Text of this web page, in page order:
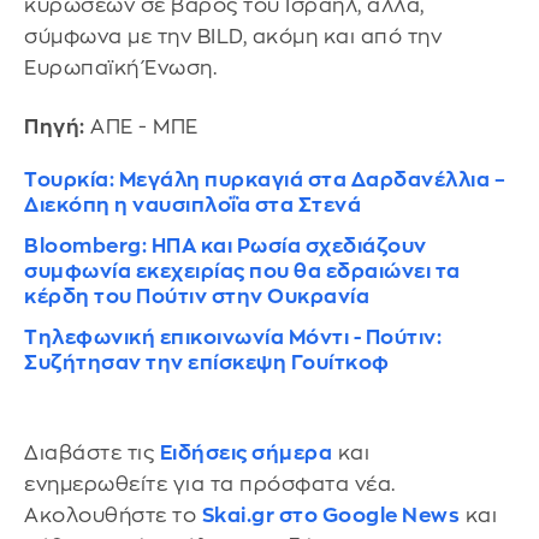
κυρώσεων σε βάρος του Ισραήλ, αλλά,
σύμφωνα με την BILD, ακόμη και από την
Ευρωπαϊκή Ένωση.
Πηγή: ΑΠΕ - ΜΠΕ
Τουρκία: Μεγάλη πυρκαγιά στα Δαρδανέλλια –
Διεκόπη η ναυσιπλοΐα στα Στενά
Bloomberg: ΗΠΑ και Ρωσία σχεδιάζουν
συμφωνία εκεχειρίας που θα εδραιώνει τα
κέρδη του Πούτιν στην Ουκρανία
Τηλεφωνική επικοινωνία Μόντι - Πούτιν:
Συζήτησαν την επίσκεψη Γουίτκοφ
Διαβάστε τις Ειδήσεις σήμερα και
ενημερωθείτε για τα πρόσφατα νέα.
Ακολουθήστε το Skai.gr στο Google News και